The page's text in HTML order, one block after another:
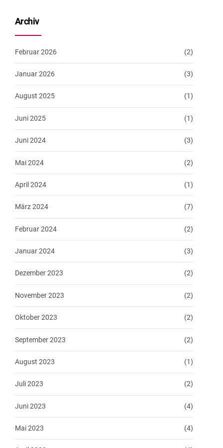
Archiv
Februar 2026 (2)
Januar 2026 (3)
August 2025 (1)
Juni 2025 (1)
Juni 2024 (3)
Mai 2024 (2)
April 2024 (1)
März 2024 (7)
Februar 2024 (2)
Januar 2024 (3)
Dezember 2023 (2)
November 2023 (2)
Oktober 2023 (2)
September 2023 (2)
August 2023 (1)
Juli 2023 (2)
Juni 2023 (4)
Mai 2023 (4)